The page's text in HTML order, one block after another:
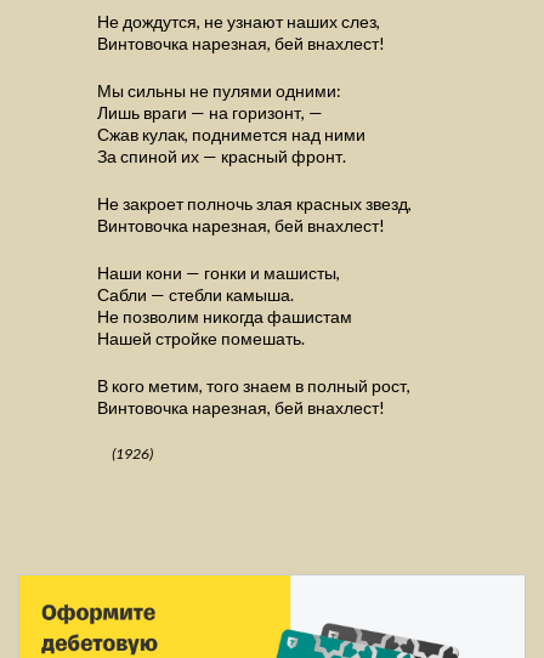
Не дождутся, не узнают наших слез,
Винтовочка нарезная, бей внахлест!
Мы сильны не пулями одними:
Лишь враги — на горизонт, —
Сжав кулак, поднимется над ними
За спиной их — красный фронт.
Не закроет полночь злая красных звезд,
Винтовочка нарезная, бей внахлест!
Наши кони — гонки и машисты,
Сабли — стебли камыша.
Не позволим никогда фашистам
Нашей стройке помешать.
В кого метим, того знаем в полный рост,
Винтовочка нарезная, бей внахлест!
(1926)